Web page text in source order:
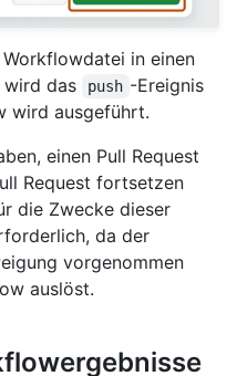
in einen
wird das
push -Ereignis
wird ausgeführt.
einen Pull Request
Request fortsetzen
die Zwecke dieser
da der
vorgenommen
auslöst.